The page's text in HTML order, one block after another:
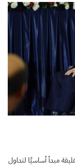
بوتفليقة مبدأ أساسيًا لتداول